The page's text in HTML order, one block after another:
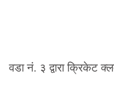
वडा नं. ३ द्वारा क्रिकेट